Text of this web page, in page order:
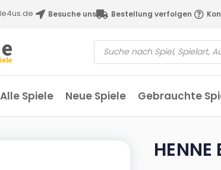
Besuche uns Bestellung verfolgen
Alle Spiele Neue Spiele Gebrauchte
HENNE